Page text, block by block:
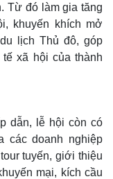
Từ đó làm gia tăng
khuyến khích mở
lịch Thủ đô, góp
xã hội của thành
dẫn, lễ hội còn có
các doanh nghiệp
tuyến, giới thiệu
mại, kích cầu